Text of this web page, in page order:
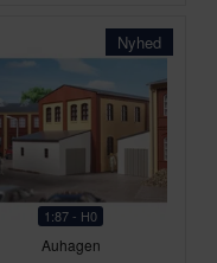
Nyhed
1:87 - H0
Auhagen